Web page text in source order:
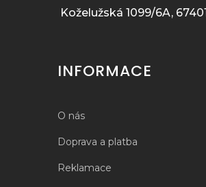
Koželužská 1099/6A,
INFORMACE
O nás
Doprava a platba
Reklamace